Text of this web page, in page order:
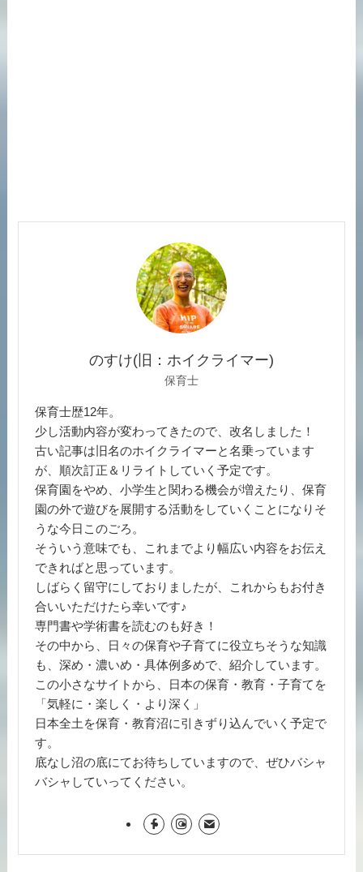
のすけ(旧：ホイクライマー)
保育士
保育士歴12年。
少し活動内容が変わってきたので、改名しました！
古い記事は旧名のホイクライマーと名乗っています
が、順次訂正＆リライトしていく予定です。
保育園をやめ、小学生と関わる機会が増えたり、保育
園の外で遊びを展開する活動をしていくことになりそ
うな今日このごろ。
そういう意味でも、これまでより幅広い内容をお伝え
できればと思っています。
しばらく留守にしておりましたが、これからもお付き
合いいただけたら幸いです♪
専門書や学術書を読むのも好き！
その中から、日々の保育や子育てに役立ちそうな知識
も、深め・濃いめ・具体例多めで、紹介しています。
この小さなサイトから、日本の保育・教育・子育てを
「気軽に・楽しく・より深く」
日本全土を保育・教育沼に引きずり込んでいく予定で
す。
底なし沼の底にてお待ちしていますので、ぜひバシャ
バシャしていってください。